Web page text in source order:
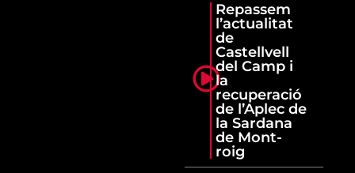
Repassem
l’actualitat
de
Castellvell
del Camp i
la
recuperació
de l’Aplec de
la Sardana
de Mont-
roig